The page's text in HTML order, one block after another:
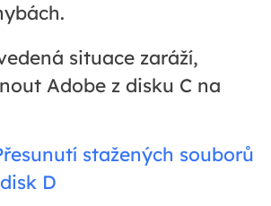
situace zaráží,
Adobe z disku C na
stažených souborů
D